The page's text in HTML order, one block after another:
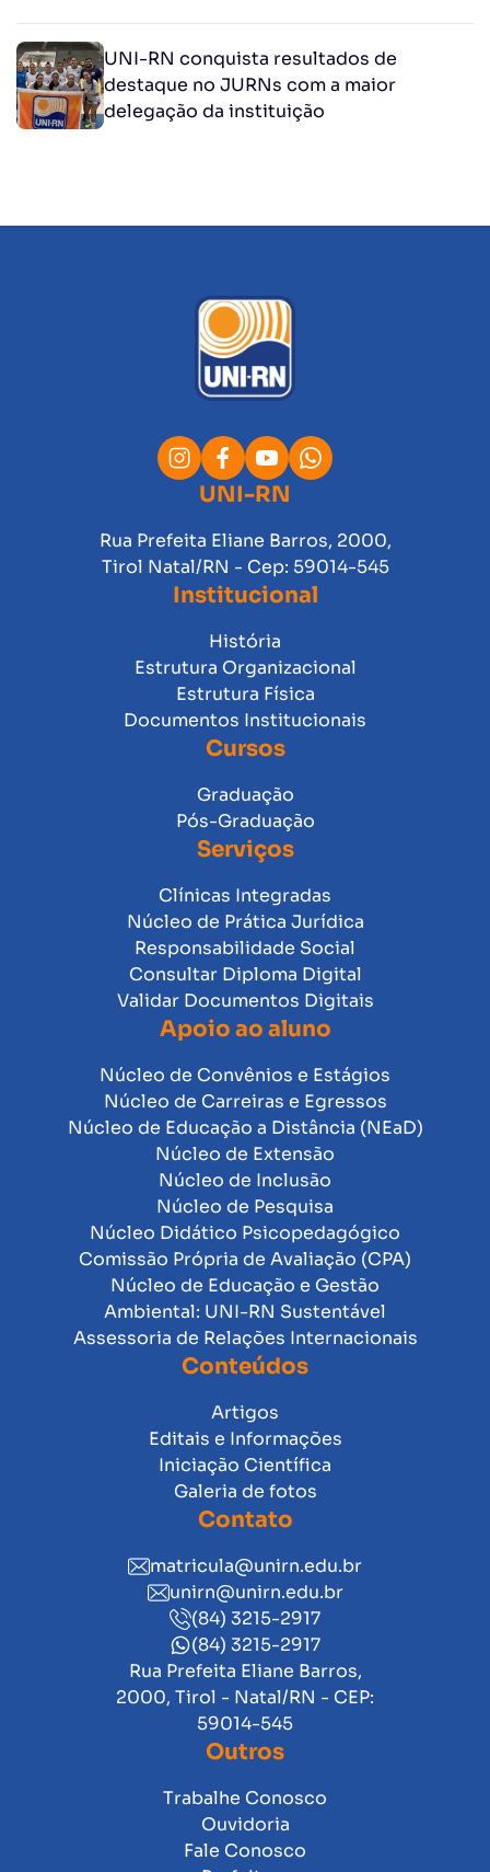
UNI-RN conquista resultados de
destaque no JURNs com a maior
delegação da instituição
UNI-RN
Rua Prefeita Eliane Barros, 2000,
Tirol Natal/RN - Cep: 59014-545
Institucional
História
Estrutura Organizacional
Estrutura Física
Documentos Institucionais
Cursos
Graduação
Pós-Graduação
Serviços
Clínicas Integradas
Núcleo de Prática Jurídica
Responsabilidade Social
Consultar Diploma Digital
Validar Documentos Digitais
Apoio ao aluno
Núcleo de Convênios e Estágios
Núcleo de Carreiras e Egressos
Núcleo de Educação a Distância (NEaD)
Núcleo de Extensão
Núcleo de Inclusão
Núcleo de Pesquisa
Núcleo Didático Psicopedagógico
Comissão Própria de Avaliação (CPA)
Núcleo de Educação e Gestão
Ambiental: UNI-RN Sustentável
Assessoria de Relações Internacionais
Conteúdos
Artigos
Editais e Informações
Iniciação Científica
Galeria de fotos
Contato
matricula@unirn.edu.br
unirn@unirn.edu.br
(84) 3215-2917
(84) 3215-2917
Rua Prefeita Eliane Barros,
2000, Tirol - Natal/RN - CEP:
59014-545
Outros
Trabalhe Conosco
Ouvidoria
Fale Conosco